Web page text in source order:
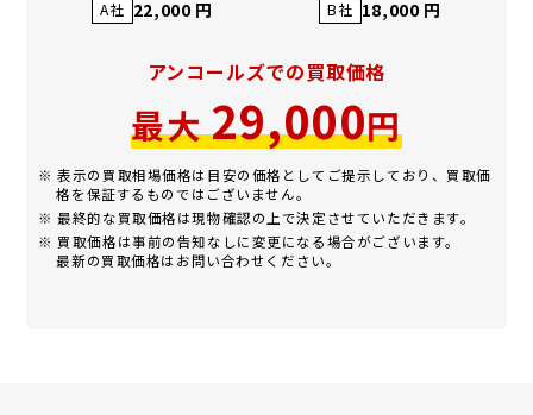
A社 22,000 円 B社 18,000 円
アンコールズでの買取価格
最大29,000円
※ 表示の買取相場価格は目安の価格としてご提示しており、買取価
格を保証するものではございません。
※ 最終的な買取価格は現物確認の上で決定させていただきます。
※ 買取価格は事前の告知なしに変更になる場合がございます。
最新の買取価格はお問い合わせください。